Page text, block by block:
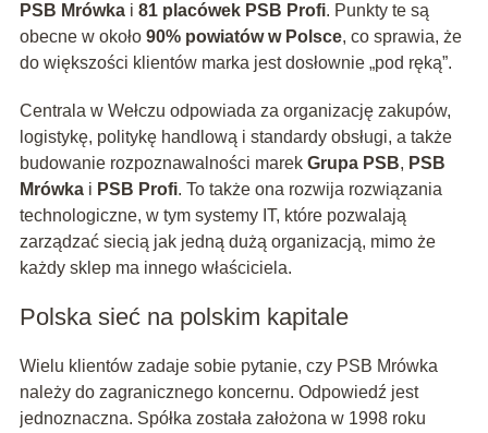
PSB Mrówkai 81 placówek PSB Profi. Punkty te są
obecne w około 90% powiatów w Polsce, co sprawia, że
do większości klientów marka jest dosłownie „pod ręką”.
Centrala w Wełczu odpowiada za organizację zakupów,
logistykę, politykę handlową i standardy obsługi, a także
budowanie rozpoznawalności marek Grupa PSB, PSB
Mrówkai PSB Profi. To także ona rozwija rozwiązania
technologiczne, w tym systemy IT, które pozwalają
zarządzać siecią jak jedną dużą organizacją, mimo że
każdy sklep ma innego właściciela.
Polska sieć na polskim kapitale
Wielu klientów zadaje sobie pytanie, czy PSB Mrówka
należy do zagranicznego koncernu. Odpowiedź jest
jednoznaczna. Spółka została założona w 1998 roku